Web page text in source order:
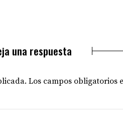
una respuesta
Los campos obligatorios